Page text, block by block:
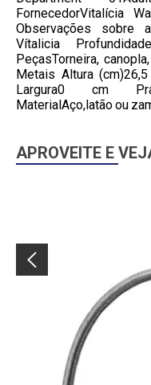
FornecedorVitalícia
Observações sobre
Vítalicia
PeçasTorneira,
Metais Altura (cm)26,5
Largura0 cm
MaterialAço,latão ou
APROVEITE E